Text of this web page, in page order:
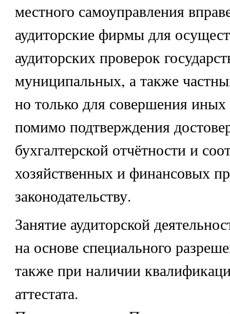
местного самоуправления
аудиторские фирмы для
аудиторских проверок
муниципальных, а также
но только для совершения иных
помимо подтверждения
бухгалтерской отчётности и
хозяйственных и финансовых
законодательству.
Занятие аудиторской
на основе специального
также при наличии
аттестата.